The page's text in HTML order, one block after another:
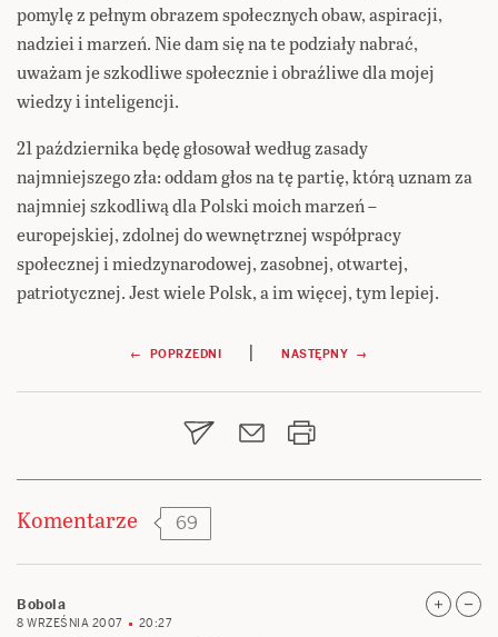
pomylę z pełnym obrazem społecznych obaw, aspiracji,
nadziei i marzeń. Nie dam się na te podziały nabrać,
uważam je szkodliwe społecznie i obraźliwe dla mojej
wiedzy i inteligencji.
21 października będę głosował według zasady
najmniejszego zła: oddam głos na tę partię, którą uznam za
najmniej szkodliwą dla Polski moich marzeń –
europejskiej, zdolnej do wewnętrznej współpracy
społecznej i miedzynarodowej, zasobnej, otwartej,
patriotycznej. Jest wiele Polsk, a im więcej, tym lepiej.
Nawigacja
wpisu
← POPRZEDNI | NASTĘPNY →
Komentarze 69
Bobola
8 WRZEŚNIA 2007 20:27